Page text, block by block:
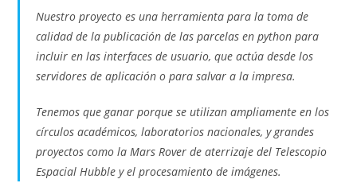
Nuestro proyecto es una herramienta para la toma de
calidad de la publicación de las parcelas en python para
incluir en las interfaces de usuario, que actúa desde los
servidores de aplicación o para salvar a la impresa.
Tenemos que ganar porque se utilizan ampliamente en los
círculos académicos, laboratorios nacionales, y grandes
proyectos como la Mars Rover de aterrizaje del Telescopio
Espacial Hubble y el procesamiento de imágenes.